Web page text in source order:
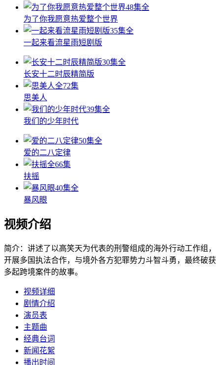
48集全
为了你我愿意热爱整个世界
35集全
一起来看流星雨短剧版
30集全
长安十二时辰精简版
全72集
思美人
39集全
我们的少年时代
50集全
爱的二八定律
全66集
扶摇
40集全
暴风眼
视频介绍
简介： 讲述了以高笑天为代表的刑警组成的海外行动工作组，
开展多国执法合作，与境外各方犯罪势力斗智斗勇，最终破获
多起跨境案件的故事。
视频详细
剧情介绍
演员表
主题曲
经典台词
新闻花絮
播出时间